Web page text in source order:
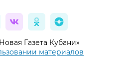
Газета Кубани»
материалов